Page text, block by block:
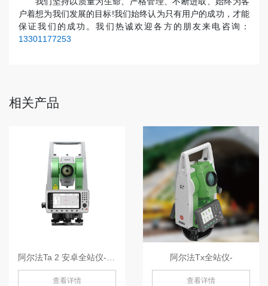
户着想为我们发展的目标!我们始终认为只有用户的成功，才能
保证我们的成功。我们热诚欢迎各方的朋友来电咨询：
13301177253
相关产品
查看详情
阿尔法Tx全站仪-
查看详情